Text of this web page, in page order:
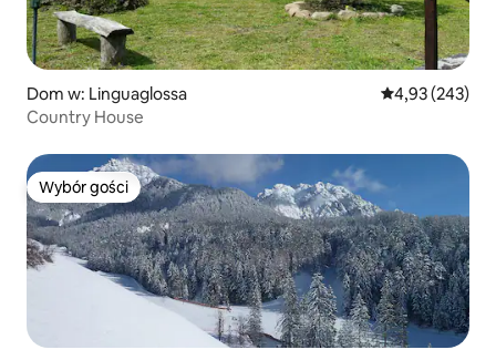
Dom w: Linguaglossa Średnia
4,93 (243)
Country House
Wybór gości
Wybór gości